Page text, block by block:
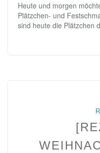
Heute und morgen
Plätzchen- und
sind heute die Plätzchen